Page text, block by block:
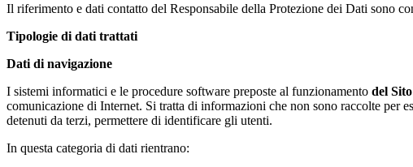
Il riferimento e dati contatto del Responsabile della Protezione dei Dati sono
Tipologie di dati trattati
Dati di navigazione
I sistemi informatici e le procedure software preposte al funzionamento del
comunicazione di Internet. Si tratta di informazioni che non sono raccolte per
detenuti da terzi, permettere di identificare gli utenti.
In questa categoria di dati rientrano: